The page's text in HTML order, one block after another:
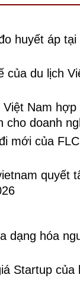
huyết áp
của du lịch
Việt Nam
cho doanh
mới của
quyết
dạng hóa
Startup của